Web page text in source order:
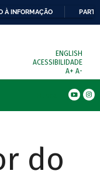
À INFORMAÇÃO
ENGLISH
ACESSIBILIDADE
A+ A-
do